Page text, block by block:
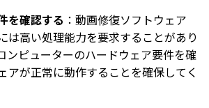
を確認する ：動画修復ソフトウェア
は高い処理能力を要求することがあり
ンピューターのハードウェア要件を確
アが正常に動作することを確保してく